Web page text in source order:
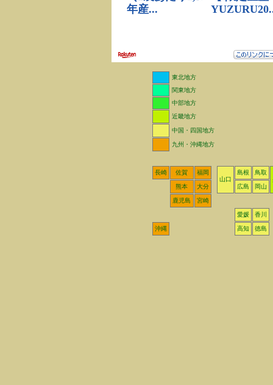
東北地方
関東地方
中部地方
近畿地方
中国・四国地方
九州・沖縄地方
長崎 佐賀
福岡
山口
島根
鳥取
熊本
大分 広島 岡山
鹿児島 宮崎
愛媛 香川
沖縄 高知 徳島